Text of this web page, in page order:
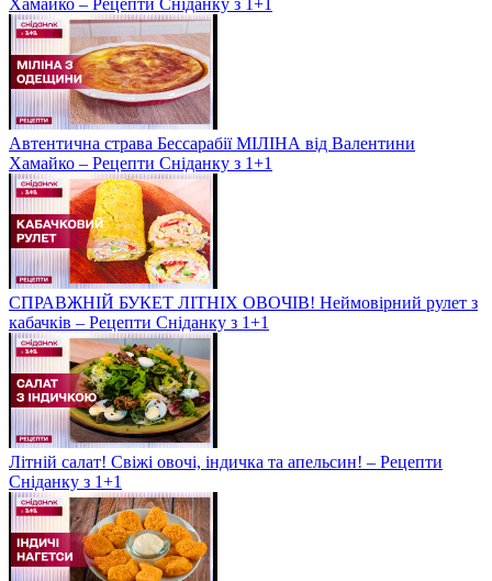
Автентична страва Бессарабії МІЛІНА від Валентини
Хамайко – Рецепти Сніданку з 1+1
СПРАВЖНІЙ БУКЕТ ЛІТНІХ ОВОЧІВ! Неймовірний рулет з
кабачків – Рецепти Сніданку з 1+1
Літній салат! Свіжі овочі, індичка та апельсин! – Рецепти
Сніданку з 1+1